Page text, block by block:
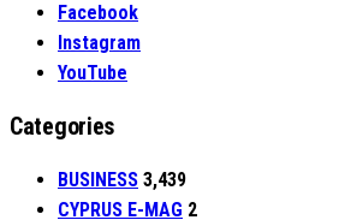
Facebook
Instagram
YouTube
Categories
BUSINESS 3,439
CYPRUS E-MAG 2